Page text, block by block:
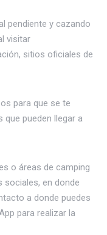
pendiente y cazando
visitar
sitios oficiales de
para que se te
pueden llegar a
o áreas de camping
sociales, en donde
a donde puedes
para realizar la